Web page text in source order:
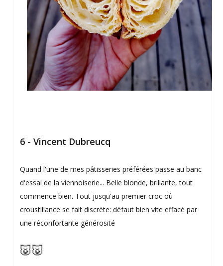
6 - Vincent Dubreucq
Quand l'une de mes pâtisseries préférées passe au banc
d'essai de la viennoiserie... Belle blonde, brillante, tout
commence bien. Tout jusqu'au premier croc où
croustillance se fait discrète: défaut bien vite effacé par
une réconfortante générosité
🐷🐷